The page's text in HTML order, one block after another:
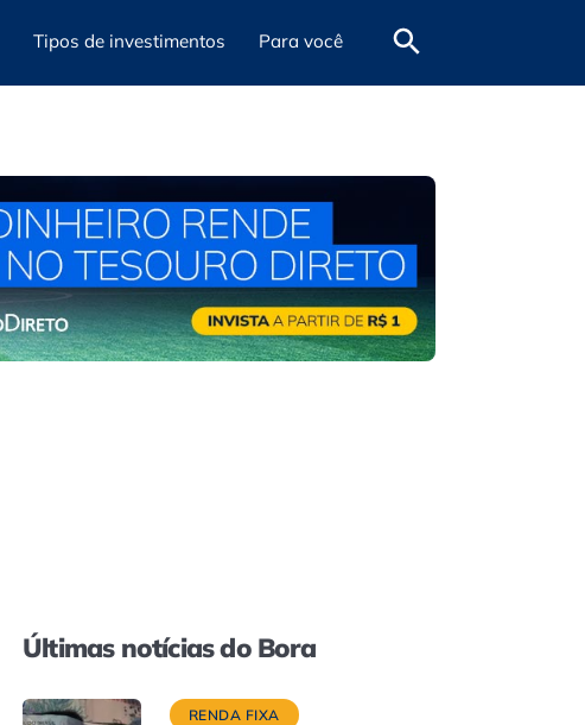
Tipos de investimentos Para você
Últimas notícias do Bora
RENDA FIXA